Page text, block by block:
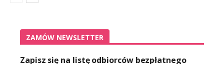
ZAMÓW NEWSLETTER
Zapisz się na listę odbiorców bezpłatnego